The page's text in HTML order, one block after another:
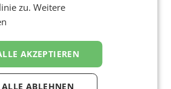
Post: Umsatzplus im
Halbjahr trotz schwachem
zu.Weitere
AKZEPTIEREN
ALLE ABLEHNEN